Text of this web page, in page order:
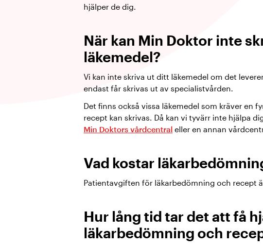
hjälper de dig.
När kan Min Doktor inte
läkemedel?
Vi kan inte skriva ut ditt läkemedel om det
endast får skrivas ut av specialistvården.
Det finns också vissa läkemedel som kräver en
recept kan skrivas. Då kan vi tyvärr inte hjälpa
Min Doktors vårdcentral eller en annan
Vad kostar
Patientavgiften för läkarbedömning och recept
Hur lång tid tar det att få
läkarbedömning och